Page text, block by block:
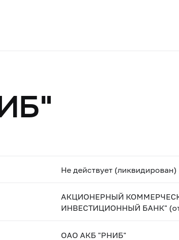
Не действует (ликвидирован)
АКЦИОНЕРНЫЙ
ИНВЕСТИЦИОННЫЙ БАНК"
ОАО АКБ "РНИБ"